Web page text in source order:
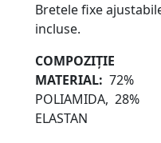
Bretele fixe
incluse.
COMPOZIȚIE
MATERIAL: 72%
POLIAMIDA, 28%
ELASTAN